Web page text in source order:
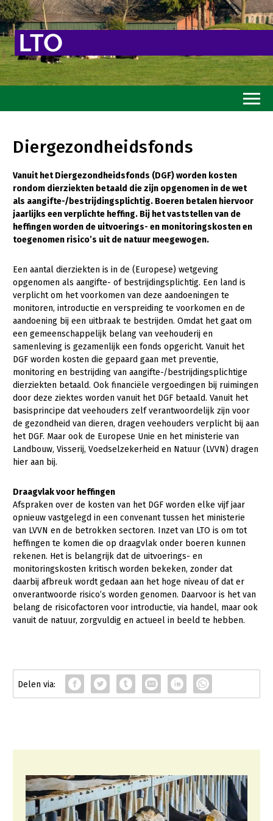
Toekomstvisie
Goed eten
Mooi groen
Sterk ondernemerschap
Transitiepaden
Thema’s
Gezonde planten
Gezonde dieren
Natuur, klimaat en energie
Bodem en water
Platteland en omgeving
Mens, ondernemerschap en onderwijs
Internationaal
Sectoren
Biologische Landbouw
Geitenhouderij
Kalverhouderij
Konijnenhouderij
Melkveehouderij
Paardenhouderij
Varkenshouderij
Vleesveehouderij
Bollenteelt
Bomen, vaste planten en zomerbloemen
Vrouw en Bedrijf
Nieuws
Diergezondheidsfonds
Vanuit het Diergezondheidsfonds (DGF) worden kosten
rondom dierziekten betaald die zijn opgenomen in de wet
als aangifte-/bestrijdingsplichtig. Boeren betalen hiervoor
jaarlijks een verplichte heffing. Bij het vaststellen van de
heffingen worden de uitvoerings- en monitoringskosten en
toegenomen risico’s uit de natuur meegewogen.
Een aantal dierziekten is in de (Europese) wetgeving
opgenomen als aangifte- of bestrijdingsplichtig. Een land is
verplicht om het voorkomen van deze aandoeningen te
monitoren, introductie en verspreiding te voorkomen en de
aandoening bij een uitbraak te bestrijden. Omdat het gaat om
een gemeenschappelijk belang van veehouderij en
samenleving is gezamenlijk een fonds opgericht. Vanuit het
DGF worden kosten die gepaard gaan met preventie,
monitoring en bestrijding van aangifte-/bestrijdingsplichtige
dierziekten betaald. Ook financiële vergoedingen bij ruimingen
door deze ziektes worden vanuit het DGF betaald. Vanuit het
basisprincipe dat veehouders zelf verantwoordelijk zijn voor
de gezondheid van dieren, dragen veehouders verplicht bij aan
het DGF. Maar ook de Europese Unie en het ministerie van
Landbouw, Visserij, Voedselzekerheid en Natuur (LVVN) dragen
hier aan bij.
Draagvlak voor heffingen
Afspraken over de kosten van het DGF worden elke vijf jaar
opnieuw vastgelegd in een convenant tussen het ministerie
van LVVN en de betrokken sectoren. Inzet van LTO is om tot
heffingen te komen die op draagvlak onder boeren kunnen
rekenen. Het is belangrijk dat de uitvoerings- en
monitoringskosten kritisch worden bekeken, zonder dat
daarbij afbreuk wordt gedaan aan het hoge niveau of dat er
onverantwoorde risico’s worden genomen. Daarvoor is het van
belang de risicofactoren voor introductie, via handel, maar ook
vanuit de natuur, zorgvuldig en actueel in beeld te hebben.